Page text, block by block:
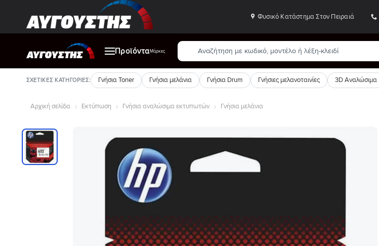
περιεχόμενο
Φυσικό Κατάστημα Στον Πειραιά
ΠροϊόνταΜάρκες
Αναζήτηση
προϊόντων
ΣΧΕΤΙΚΈΣ ΚΑΤΗΓΟΡΊΕΣ: Γνήσια Toner Γνήσια μελάνια Γνήσια Drum Γνήσιες μελανοταινίες 3D Αναλώσιμα
Αρχική σελίδα Εκτύπωση Γνήσια αναλώσιμα εκτυπωτών Γνήσια μελάνια